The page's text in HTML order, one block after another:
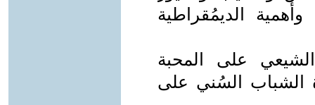
الديمُقراطية
على المحبة
الشباب السُني على